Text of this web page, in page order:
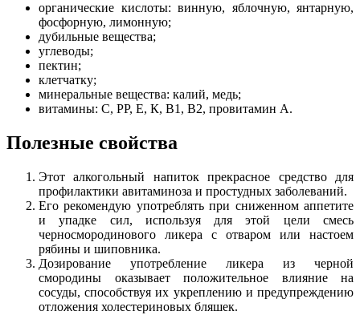
органические кислоты: винную, яблочную, янтарную,
фосфорную, лимонную;
дубильные вещества;
углеводы;
пектин;
клетчатку;
минеральные вещества: калий, медь;
витамины: С, РР, Е, К, В1, В2, провитамин А.
Полезные свойства
Этот алкогольный напиток прекрасное средство для
профилактики авитаминоза и простудных заболеваний.
Его рекомендую употреблять при сниженном аппетите
и упадке сил, используя для этой цели смесь
черносмородинового ликера с отваром или настоем
рябины и шиповника.
Дозирование употребление ликера из черной
смородины оказывает положительное влияние на
сосуды, способствуя их укреплению и предупреждению
отложения холестериновых бляшек.